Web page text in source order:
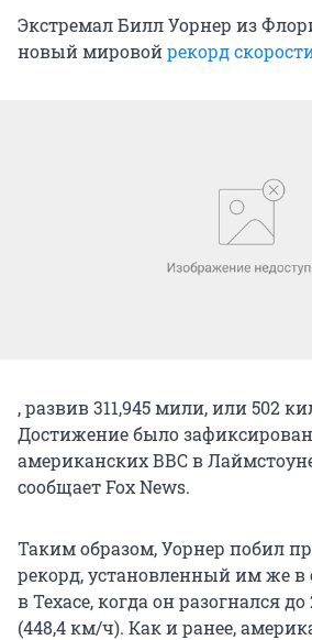
Экстремал Билл Уорнер из
новый мировойрекорд
, развив 311,945 мили, или 502
Достижение было
американских ВВС в
сообщает Fox News.
Таким образом, Уорнер побил
рекорд, установленный им же в
в Техасе, когда он разогнался
(448,4 км/ч). Как и ранее,